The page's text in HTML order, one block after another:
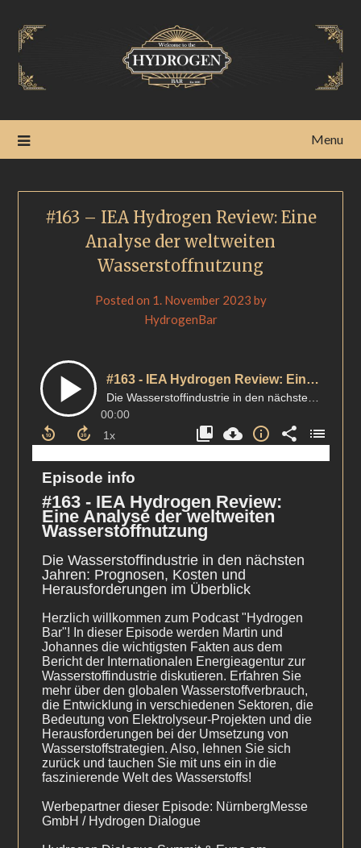
Menu
#163 – IEA Hydrogen Review: Eine
Analyse der weltweiten
Wasserstoffnutzung
Posted on 1. November 2023 by
HydrogenBar